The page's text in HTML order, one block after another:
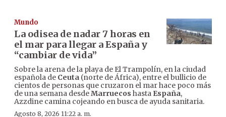
Mundo
La odisea de nadar 7 horas en
el mar para llegar a España y
“cambiar de vida”
Sobre la arena de la playa de El Trampolín, en la ciudad
española de Ceuta (norte de África), entre el bullicio de
cientos de personas que cruzaron el mar hace poco más
de una semana desdeMarruecos hasta España,
Azzdine camina cojeando en busca de ayuda sanitaria.
Agosto 8, 2026 11:22 a. m.